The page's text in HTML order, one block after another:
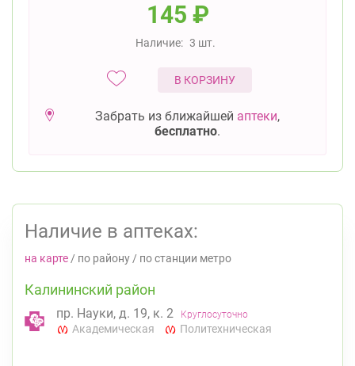
145 ₽
Наличие: 3 шт.
В КОРЗИНУ
Забрать из ближайшей аптеки,
бесплатно.
Наличие в аптеках:
на карте / по району / по станции метро
Калининский район
пр. Науки, д. 19, к. 2 Круглосуточно
Академическая Политехническая